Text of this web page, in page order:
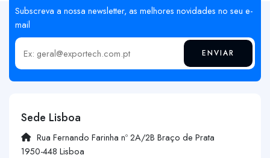
Subscreva a nossa newsletter, as melhores novidades no seu e-
mail
Insira o seu email ENVIAR
Sede Lisboa
Rua Fernando Farinha nº 2A/2B Braço de Prata
1950-448 Lisboa